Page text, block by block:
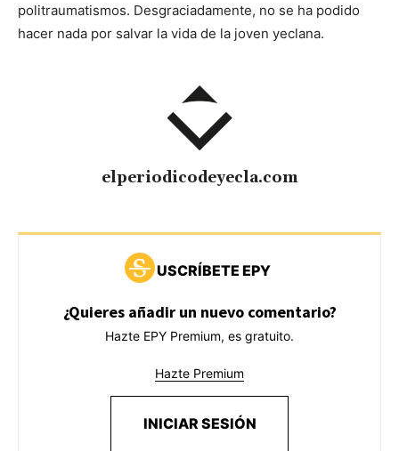
politraumatismos. Desgraciadamente, no se ha podido
hacer nada por salvar la vida de la joven yeclana.
elperiodicodeyecla.com
USCRÍBETE EPY
¿Quieres añadir un nuevo comentario?
Hazte EPY Premium, es gratuito.
Hazte Premium
INICIAR SESIÓN